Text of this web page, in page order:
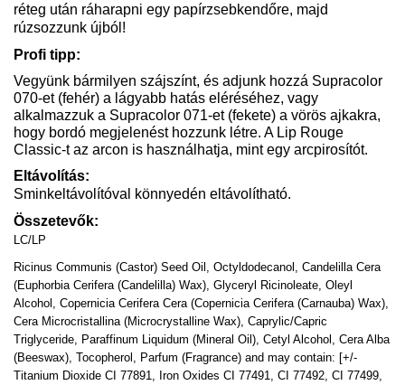
réteg után ráharapni egy papírzsebkendőre, majd
rúzsozzunk újból!
Profi tipp:
Vegyünk bármilyen szájszínt, és adjunk hozzá Supracolor
070-et (fehér) a lágyabb hatás eléréséhez, vagy
alkalmazzuk a Supracolor 071-et (fekete) a vörös ajkakra,
hogy bordó megjelenést hozzunk létre. A Lip Rouge
Classic-t az arcon is használhatja, mint egy arcpirosítót.
Eltávolítás:
Sminkeltávolítóval könnyedén eltávolítható.
Összetevők:
LC/LP
Ricinus Communis (Castor) Seed Oil, Octyldodecanol, Candelilla Cera
(Euphorbia Cerifera (Candelilla) Wax), Glyceryl Ricinoleate, Oleyl
Alcohol, Copernicia Cerifera Cera (Copernicia Cerifera (Carnauba) Wax),
Cera Microcristallina (Microcrystalline Wax), Caprylic/Capric
Triglyceride, Paraffinum Liquidum (Mineral Oil), Cetyl Alcohol, Cera Alba
(Beeswax), Tocopherol, Parfum (Fragrance) and may contain: [+/-
Titanium Dioxide CI 77891, Iron Oxides CI 77491, CI 77492, CI 77499,